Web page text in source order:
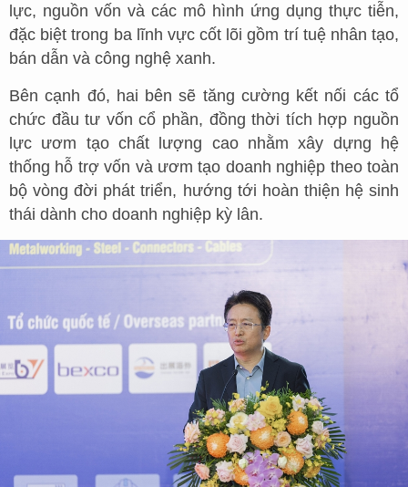
lực, nguồn vốn và các mô hình ứng dụng thực tiễn,
đặc biệt trong ba lĩnh vực cốt lõi gồm trí tuệ nhân tạo,
bán dẫn và công nghệ xanh.
Bên cạnh đó, hai bên sẽ tăng cường kết nối các tổ
chức đầu tư vốn cổ phần, đồng thời tích hợp nguồn
lực ươm tạo chất lượng cao nhằm xây dựng hệ
thống hỗ trợ vốn và ươm tạo doanh nghiệp theo toàn
bộ vòng đời phát triển, hướng tới hoàn thiện hệ sinh
thái dành cho doanh nghiệp kỳ lân.